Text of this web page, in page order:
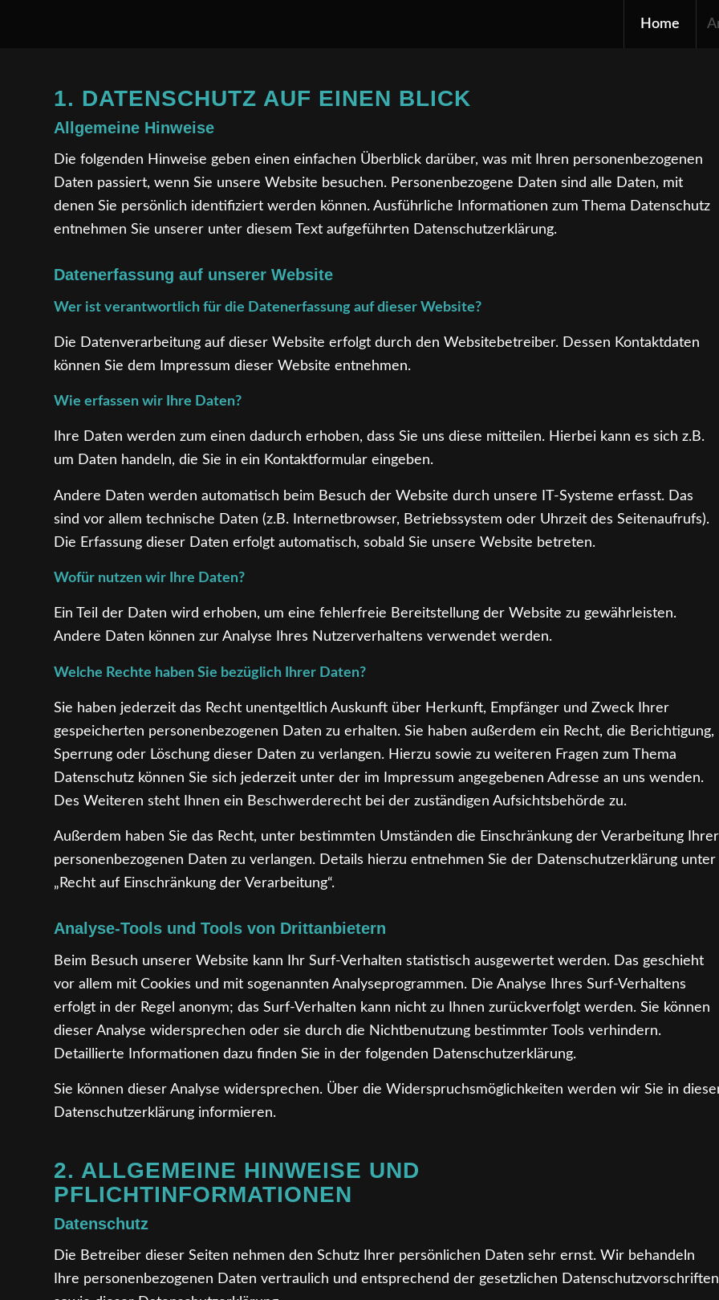
Home
1. DATENSCHUTZ AUF EINEN BLICK
Allgemeine Hinweise
Die folgenden Hinweise geben einen einfachen Überblick darüber, was mit Ihren personenbezogenen
Daten passiert, wenn Sie unsere Website besuchen. Personenbezogene Daten sind alle Daten, mit
denen Sie persönlich identifiziert werden können. Ausführliche Informationen zum Thema Datenschutz
entnehmen Sie unserer unter diesem Text aufgeführten Datenschutzerklärung.
Datenerfassung auf unserer Website
Wer ist verantwortlich für die Datenerfassung auf dieser Website?
Die Datenverarbeitung auf dieser Website erfolgt durch den Websitebetreiber. Dessen Kontaktdaten
können Sie dem Impressum dieser Website entnehmen.
Wie erfassen wir Ihre Daten?
Ihre Daten werden zum einen dadurch erhoben, dass Sie uns diese mitteilen. Hierbei kann es sich z.B.
um Daten handeln, die Sie in ein Kontaktformular eingeben.
Andere Daten werden automatisch beim Besuch der Website durch unsere IT-Systeme erfasst. Das
sind vor allem technische Daten (z.B. Internetbrowser, Betriebssystem oder Uhrzeit des Seitenaufrufs).
Die Erfassung dieser Daten erfolgt automatisch, sobald Sie unsere Website betreten.
Wofür nutzen wir Ihre Daten?
Ein Teil der Daten wird erhoben, um eine fehlerfreie Bereitstellung der Website zu gewährleisten.
Andere Daten können zur Analyse Ihres Nutzerverhaltens verwendet werden.
Welche Rechte haben Sie bezüglich Ihrer Daten?
Sie haben jederzeit das Recht unentgeltlich Auskunft über Herkunft, Empfänger und Zweck Ihrer
gespeicherten personenbezogenen Daten zu erhalten. Sie haben außerdem ein Recht, die Berichtigung,
Sperrung oder Löschung dieser Daten zu verlangen. Hierzu sowie zu weiteren Fragen zum Thema
Datenschutz können Sie sich jederzeit unter der im Impressum angegebenen Adresse an uns wenden.
Des Weiteren steht Ihnen ein Beschwerderecht bei der zuständigen Aufsichtsbehörde zu.
Außerdem haben Sie das Recht, unter bestimmten Umständen die Einschränkung der Verarbeitung Ihrer
personenbezogenen Daten zu verlangen. Details hierzu entnehmen Sie der Datenschutzerklärung unter
„Recht auf Einschränkung der Verarbeitung“.
Analyse-Tools und Tools von Drittanbietern
Beim Besuch unserer Website kann Ihr Surf-Verhalten statistisch ausgewertet werden. Das geschieht
vor allem mit Cookies und mit sogenannten Analyseprogrammen. Die Analyse Ihres Surf-Verhaltens
erfolgt in der Regel anonym; das Surf-Verhalten kann nicht zu Ihnen zurückverfolgt werden. Sie können
dieser Analyse widersprechen oder sie durch die Nichtbenutzung bestimmter Tools verhindern.
Detaillierte Informationen dazu finden Sie in der folgenden Datenschutzerklärung.
Sie können dieser Analyse widersprechen. Über die Widerspruchsmöglichkeiten werden wir Sie in
Datenschutzerklärung informieren.
2. ALLGEMEINE HINWEISE UND
PFLICHTINFORMATIONEN
Datenschutz
Die Betreiber dieser Seiten nehmen den Schutz Ihrer persönlichen Daten sehr ernst. Wir behandeln
Ihre personenbezogenen Daten vertraulich und entsprechend der gesetzlichen Datenschutzvorschriften